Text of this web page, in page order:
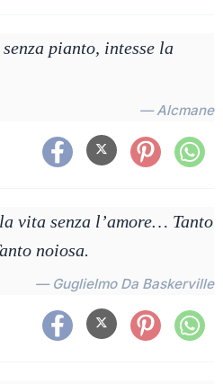
pianto, intesse la
— Alcmane
vita senza l’amore… Tanto
noiosa.
— Guglielmo Da Baskerville